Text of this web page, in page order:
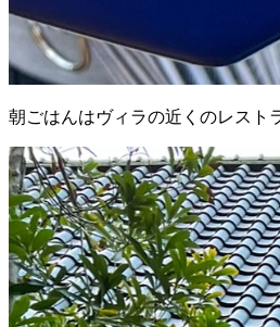
朝ごはんはヴィラの近くのレスト